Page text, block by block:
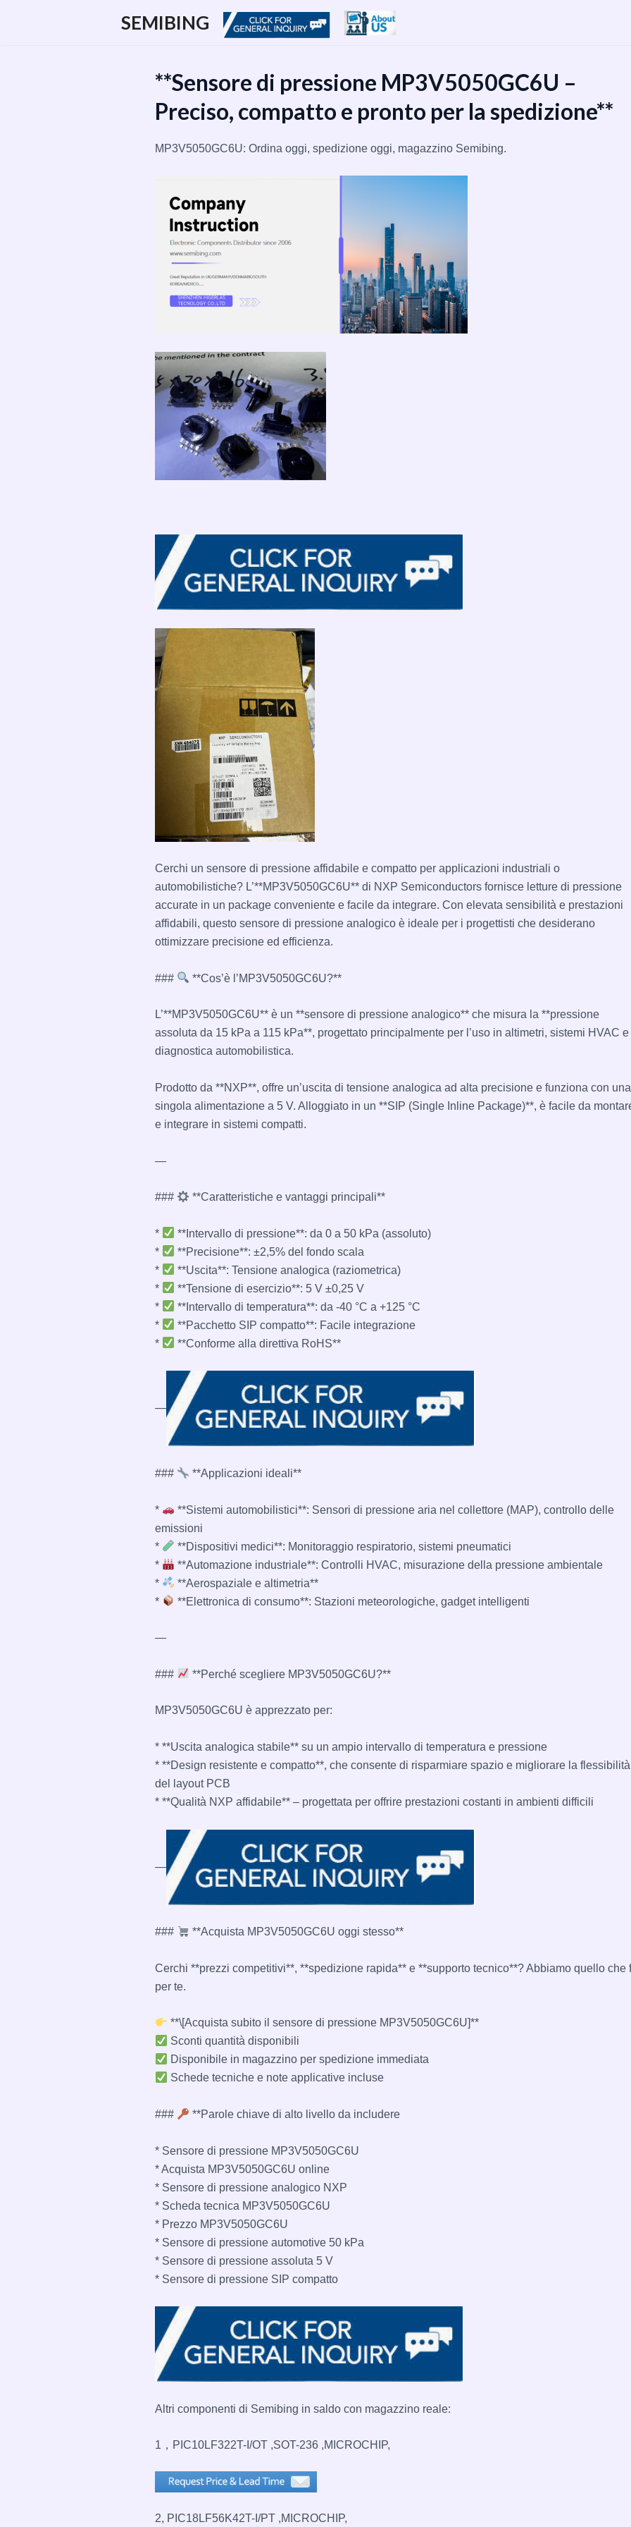
SEMIBING
**Sensore di pressione MP3V5050GC6U –
Preciso, compatto e pronto per la spedizione**
MP3V5050GC6U: Ordina oggi, spedizione oggi, magazzino Semibing.
Cerchi un sensore di pressione affidabile e compatto per applicazioni industriali o
automobilistiche? L’**MP3V5050GC6U** di NXP Semiconductors fornisce letture di pressione
accurate in un package conveniente e facile da integrare. Con elevata sensibilità e prestazioni
affidabili, questo sensore di pressione analogico è ideale per i progettisti che desiderano
ottimizzare precisione ed efficienza.
### **Cos’è l’MP3V5050GC6U?**
L’**MP3V5050GC6U** è un **sensore di pressione analogico** che misura la **pressione
assoluta da 15 kPa a 115 kPa**, progettato principalmente per l’uso in altimetri, sistemi HVAC e
diagnostica automobilistica.
Prodotto da **NXP**, offre un’uscita di tensione analogica ad alta precisione e funziona con una
singola alimentazione a 5 V. Alloggiato in un **SIP (Single Inline Package)**, è facile da
e integrare in sistemi compatti.
—
### **Caratteristiche e vantaggi principali**
*
**Intervallo di pressione**: da 0 a 50 kPa (assoluto)
*
**Precisione**: ±2,5% del fondo scala
*
**Uscita**: Tensione analogica (raziometrica)
*
**Tensione di esercizio**: 5 V ±0,25 V
*
**Intervallo di temperatura**: da -40 °C a +125 °C
*
**Pacchetto SIP compatto**: Facile integrazione
*
**Conforme alla direttiva RoHS**
—
### **Applicazioni ideali**
*
**Sistemi automobilistici**: Sensori di pressione aria nel collettore (MAP), controllo delle
emissioni
*
**Dispositivi medici**: Monitoraggio respiratorio, sistemi pneumatici
*
**Automazione industriale**: Controlli HVAC, misurazione della pressione ambientale
*
**Aerospaziale e altimetria**
*
**Elettronica di consumo**: Stazioni meteorologiche, gadget intelligenti
—
### **Perché scegliere MP3V5050GC6U?**
MP3V5050GC6U è apprezzato per:
* **Uscita analogica stabile** su un ampio intervallo di temperatura e pressione
* **Design resistente e compatto**, che consente di risparmiare spazio e migliorare la flessibilità
del layout PCB
* **Qualità NXP affidabile** – progettata per offrire prestazioni costanti in ambienti difficili
—
### **Acquista MP3V5050GC6U oggi stesso**
Cerchi **prezzi competitivi**, **spedizione rapida** e **supporto tecnico**? Abbiamo quello che
per te.
**\[Acquista subito il sensore di pressione MP3V5050GC6U]**
Sconti quantità disponibili
Disponibile in magazzino per spedizione immediata
Schede tecniche e note applicative incluse
### **Parole chiave di alto livello da includere
* Sensore di pressione MP3V5050GC6U
* Acquista MP3V5050GC6U online
* ​​Sensore di pressione analogico NXP
* Scheda tecnica MP3V5050GC6U
* Prezzo MP3V5050GC6U
* Sensore di pressione automotive 50 kPa
* Sensore di pressione assoluta 5 V
* Sensore di pressione SIP compatto
Altri componenti di Semibing in saldo con magazzino reale:
1，PIC10LF322T-I/OT ,SOT-236 ,MICROCHIP,
2, PIC18LF56K42T-I/PT ,MICROCHIP,